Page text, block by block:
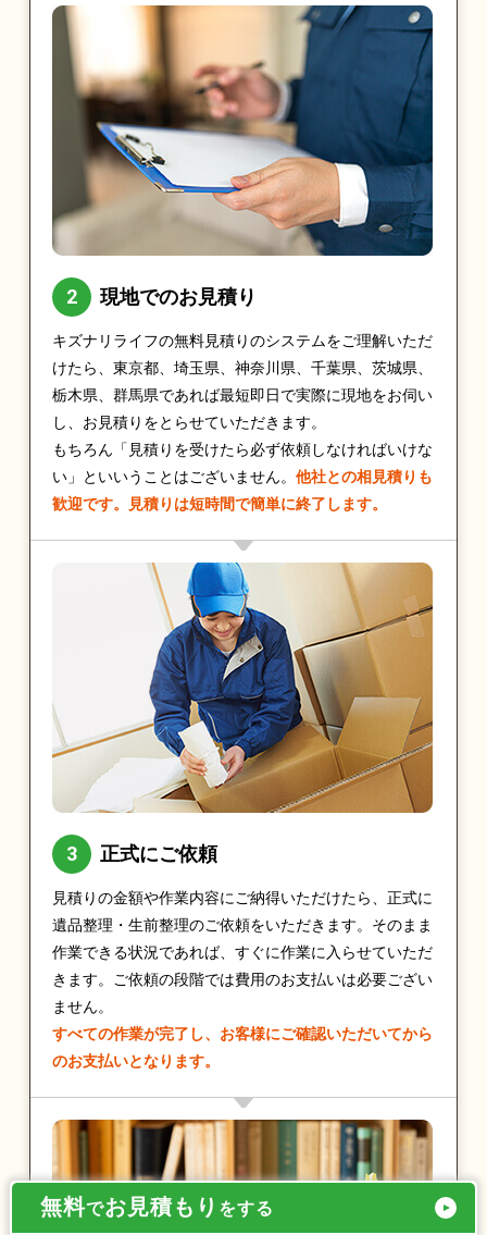
現地でのお見積り
キズナリライフの無料見積りのシステムをご理解いただ
けたら、東京都、埼玉県、神奈川県、千葉県、茨城県、
栃木県、群馬県であれば最短即日で実際に現地をお伺い
し、お見積りをとらせていただきます。
もちろん「見積りを受けたら必ず依頼しなければいけな
い」といいうことはございません。 他社との相見積りも
歓迎です。見積りは短時間で簡単に終了します。
正式にご依頼
見積りの金額や作業内容にご納得いただけたら、正式に
遺品整理・生前整理のご依頼をいただきます。そのまま
作業できる状況であれば、すぐに作業に入らせていただ
きます。ご依頼の段階では費用のお支払いは必要ござい
ません。
すべての作業が完了し、お客様にご確認いただいてから
のお支払いとなります。
無料でお見積もり をする